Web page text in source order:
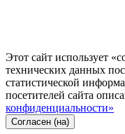
Этот сайт использует
технических данных
статистической
посетителей сайта
конфиденциальности»
Согласен (на)